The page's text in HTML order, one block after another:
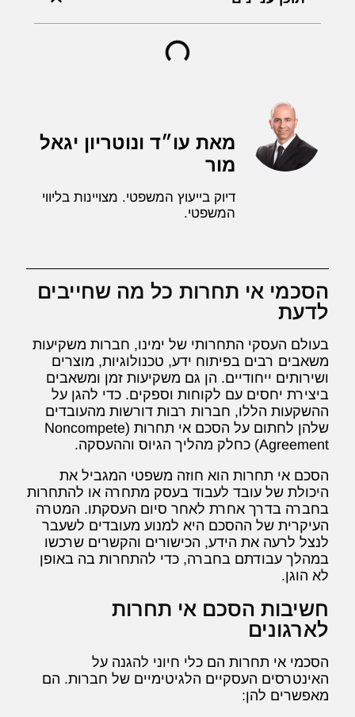
מאת עו״ד ונוטריון יגאל
מור
דיוק בייעוץ המשפטי. מצויינות בליווי
המשפטי.
הסכמי אי תחרות כל מה שחייבים
לדעת
בעולם העסקי התחרותי של ימינו, חברות משקיעות
משאבים רבים בפיתוח ידע, טכנולוגיות, מוצרים
ושירותים ייחודיים. הן גם משקיעות זמן ומשאבים
ביצירת יחסים עם לקוחות וספקים. כדי להגן על
ההשקעות הללו, חברות רבות דורשות מהעובדים
שלהן לחתום על הסכם אי תחרות (Noncompete
Agreement) כחלק מהליך הגיוס וההעסקה.
הסכם אי תחרות הוא חוזה משפטי המגביל את
היכולת של עובד לעבוד בעסק מתחרה או להתחרות
בחברה בדרך אחרת לאחר סיום העסקתו. המטרה
העיקרית של ההסכם היא למנוע מעובדים לשעבר
לנצל לרעה את הידע, הכישורים והקשרים שרכשו
במהלך עבודתם בחברה, כדי להתחרות בה באופן
לא הוגן.
חשיבות הסכם אי תחרות
לארגונים
הסכמי אי תחרות הם כלי חיוני להגנה על
האינטרסים העסקיים הלגיטימיים של חברות. הם
מאפשרים להן: